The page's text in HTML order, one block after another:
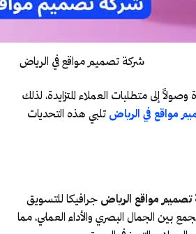
شركة تصميم مواقع في الرياض
إلى متطلبات العملاء المتزايدة، لذلك
مواقع في الرياض تلبي هذه التحديات
مواقع الرياض جرافيكا للتسويق
بين الجمال البصري والأداء العملي، مما